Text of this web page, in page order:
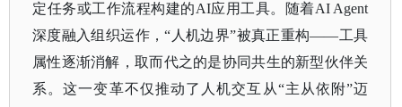
定任务或工作流程构建的AI应用工具。随着AI Agent
深度融入组织运作，“人机边界”被真正重构——工具
属性逐渐消解，取而代之的是协同共生的新型伙伴关
系。这一变革不仅推动了人机交互从“主从依附”迈